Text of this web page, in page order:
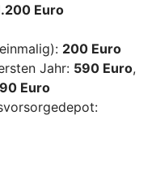
Euro
200 Euro
Jahr: 590 Euro,
Euro